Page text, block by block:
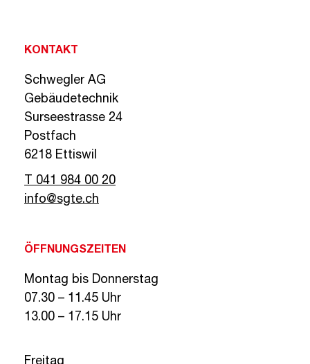
KONTAKT
Schwegler AG
Gebäudetechnik
Surseestrasse 24
Postfach
6218 Ettiswil
T 041 984 00 20
info@sgte.ch
ÖFFNUNGSZEITEN
Montag bis Donnerstag
07.30 – 11.45 Uhr
13.00 – 17.15 Uhr